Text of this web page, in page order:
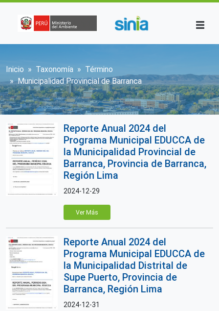
Sobrescribir enlaces de ayuda a la
Inicio Taxonomía
Término
Municipalidad Provincial de Barranca
Reporte Anual 2024 del
Programa Municipal EDUCCA de
la Municipalidad Provincial de
Barranca, Provincia de Barranca,
Región Lima
2024-12-29
Ver Más
Reporte Anual 2024 del
Programa Municipal EDUCCA de
la Municipalidad Distrital de
Supe Puerto, Provincia de
Barranca, Región Lima
2024-12-31